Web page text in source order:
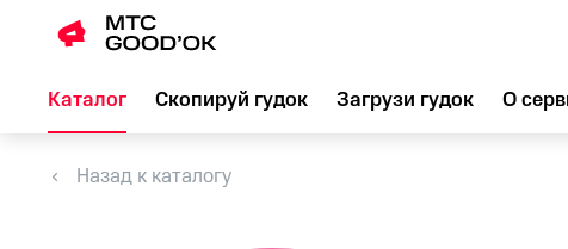
Каталог Скопируй гудок Загрузи гудок О
Назад к каталогу